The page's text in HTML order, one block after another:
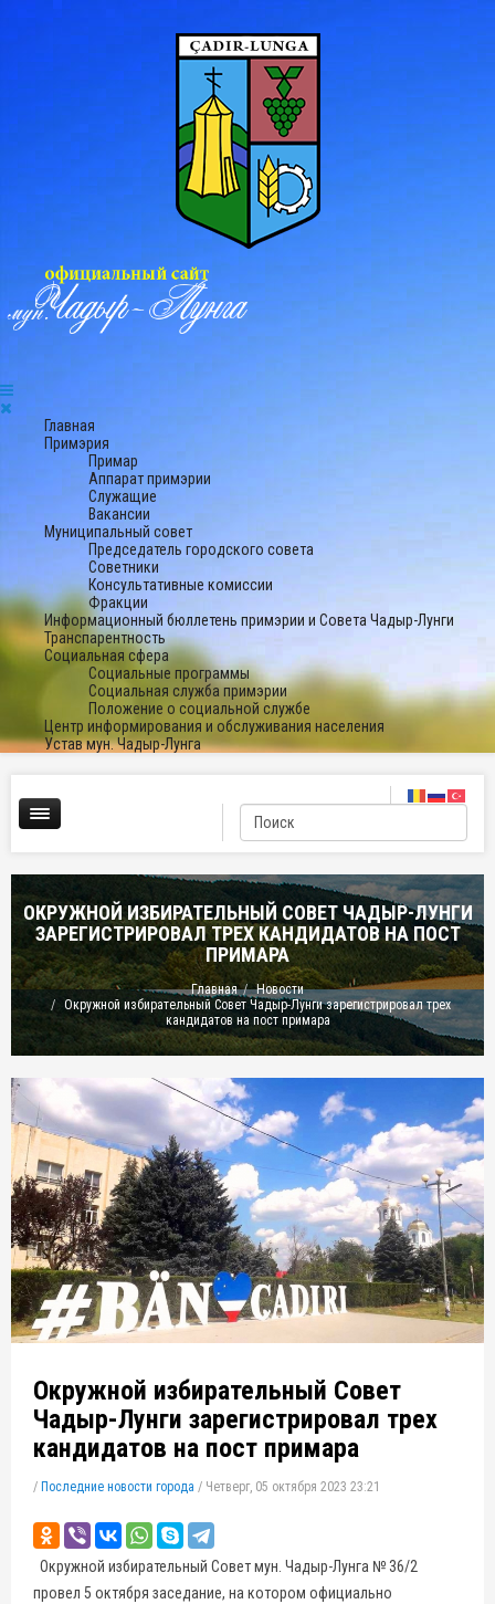
Главная
Примэрия
Примар
Аппарат примэрии
Служащие
Вакансии
Муниципальный совет
Председатель городского совета
Советники
Консультативные комиссии
Фракции
Информационный бюллетень примэрии и Совета Чадыр-Лунги
Транспарентность
Социальная сфера
Социальные программы
Социальная служба примэрии
Положение о социальной службе
Центр информирования и обслуживания населения
Устав мун. Чадыр-Лунга
ОКРУЖНОЙ ИЗБИРАТЕЛЬНЫЙ СОВЕТ ЧАДЫР-ЛУНГИ
ЗАРЕГИСТРИРОВАЛ ТРЕХ КАНДИДАТОВ НА ПОСТ
ПРИМАРА
Главная
Новости
Окружной избирательный Совет Чадыр-Лунги зарегистрировал трех
кандидатов на пост примара
Окружной избирательный Совет
Чадыр-Лунги зарегистрировал трех
кандидатов на пост примара
/ Последние новости города / Четверг, 05 октября 2023 23:21
Окружной избирательный Совет мун. Чадыр-Лунга № 36/2
провел 5 октября заседание, на котором официально